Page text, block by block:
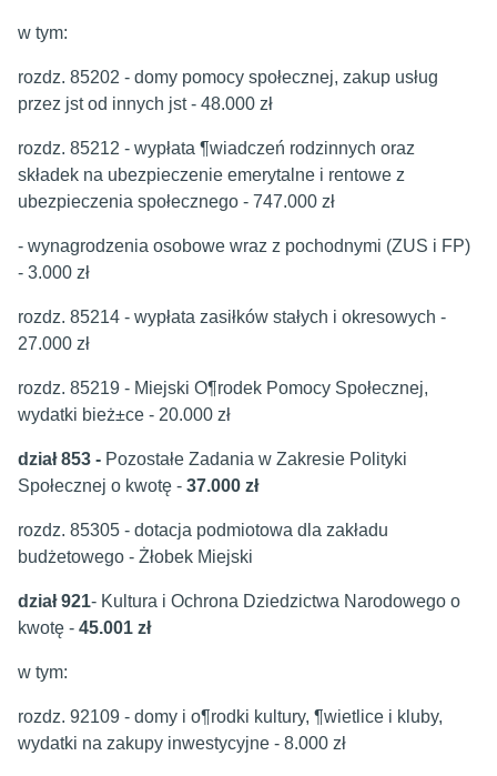
w tym:
rozdz. 85202 - domy pomocy społecznej, zakup usług
przez jst od innych jst - 48.000 zł
rozdz. 85212 - wypłata ¶wiadczeń rodzinnych oraz
składek na ubezpieczenie emerytalne i rentowe z
ubezpieczenia społecznego - 747.000 zł
- wynagrodzenia osobowe wraz z pochodnymi (ZUS i FP)
- 3.000 zł
rozdz. 85214 - wypłata zasiłków stałych i okresowych -
27.000 zł
rozdz. 85219 - Miejski O¶rodek Pomocy Społecznej,
wydatki bież±ce - 20.000 zł
dział 853 - Pozostałe Zadania w Zakresie Polityki
Społecznej o kwotę - 37.000 zł
rozdz. 85305 - dotacja podmiotowa dla zakładu
budżetowego - Żłobek Miejski
dział 921- Kultura i Ochrona Dziedzictwa Narodowego o
kwotę - 45.001 zł
w tym:
rozdz. 92109 - domy i o¶rodki kultury, ¶wietlice i kluby,
wydatki na zakupy inwestycyjne - 8.000 zł